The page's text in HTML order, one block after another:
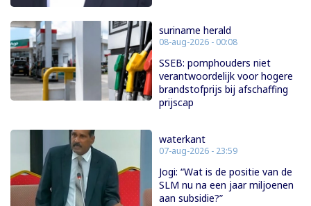
suriname herald
08-aug-2026 - 00:08
SSEB: pomphouders niet
verantwoordelijk voor hogere
brandstofprijs bij afschaffing
prijscap
waterkant
07-aug-2026 - 23:59
Jogi: “Wat is de positie van de
SLM nu na een jaar miljoenen
aan subsidie?”